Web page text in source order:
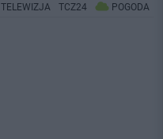
TELEWIZJA TCZ24 POGODA